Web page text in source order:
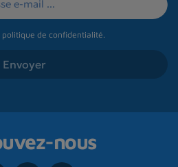
politique de confidentialité
nous